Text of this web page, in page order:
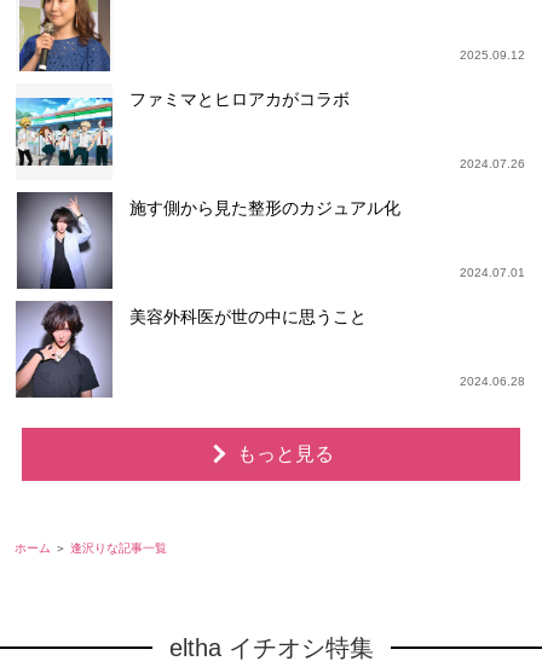
2025.09.12
ファミマとヒロアカがコラボ
2024.07.26
施す側から見た整形のカジュアル化
2024.07.01
美容外科医が世の中に思うこと
2024.06.28
もっと見る
ホーム 逢沢りな記事一覧
eltha イチオシ特集